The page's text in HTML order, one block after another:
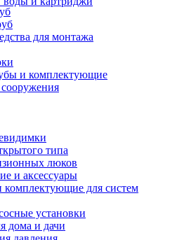
для монтажа
и комплектующие
типа
люков
и аксессуары
комплектующие для систем
установки
дома и дачи